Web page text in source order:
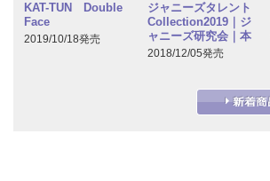
KAT-TUN Double
Face
2019/10/18発売
ジャニーズタレント
Collection2019｜ジ
ャニーズ研究会｜本
2018/12/05発売